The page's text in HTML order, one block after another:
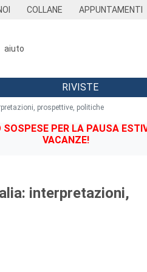
COLLANE APPUNTAMENTI
aiuto
RIVISTE
prospettive, politiche
PER LA PAUSA
VACANZE!
interpretazioni,